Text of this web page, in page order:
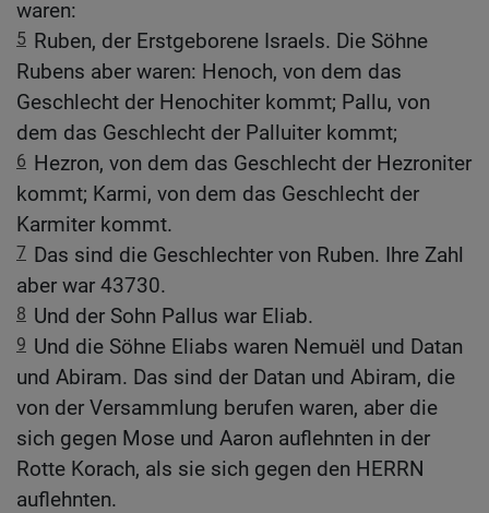
waren:
5 Ruben, der Erstgeborene Israels. Die Söhne
Rubens aber waren: Henoch, von dem das
Geschlecht der Henochiter kommt; Pallu, von
dem das Geschlecht der Palluiter kommt;
6 Hezron, von dem das Geschlecht der Hezroniter
kommt; Karmi, von dem das Geschlecht der
Karmiter kommt.
7 Das sind die Geschlechter von Ruben. Ihre Zahl
aber war 43730.
8 Und der Sohn Pallus war Eliab.
9 Und die Söhne Eliabs waren Nemuël und Datan
und Abiram. Das sind der Datan und Abiram, die
von der Versammlung berufen waren, aber die
sich gegen Mose und Aaron auflehnten in der
Rotte Korach, als sie sich gegen den HERRN
auflehnten.